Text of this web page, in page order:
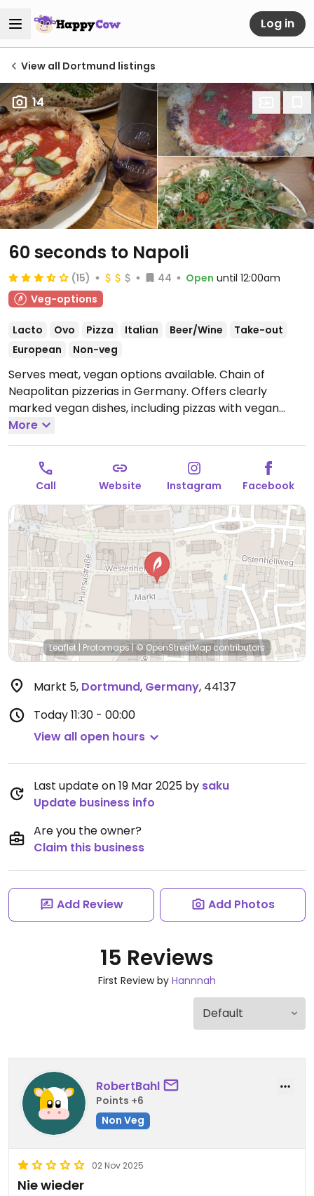
Log in
View all Dortmund listings
14
60 seconds to Napoli
(15) 44 Open until 12:00am
Veg-options
Lacto Ovo Pizza Italian Beer/Wine
Take-out
European
Non-veg
Serves meat, vegan options available. Chain of
Neapolitan pizzerias in Germany. Offers clearly
marked vegan dishes, including pizzas with vegan
cheese alternatives & mock meat, salads, and
desserts. Plant-based milk alternatives available for
coffee beverages. Relocated from Kleppingstraße
Open Mon-Sun 11:30-00:00.
More
Call Website Instagram Facebook
Leaflet| Protomaps|© OpenStreetMapcontributors
Markt 5, Dortmund, Germany, 44137
Today11:30 - 00:00
View all open hours
Last update on 19 Mar 2025 by saku
Update business info
Are you the owner?
Claim this business
Add Review Add Photos
15 Reviews
First Review by Hannnah
RobertBahl
Points +6
Non Veg
02 Nov 2025
Nie wieder